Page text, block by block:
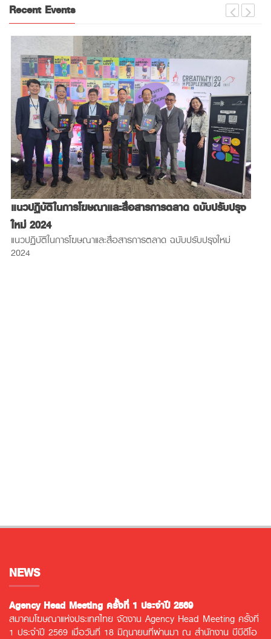
Recent Events
แนวปฏิบัติในการโฆษณาและสื่อสารการตลาด ฉบับปรับปรุง
ใหม่ 2024
แนวปฏิบัติในการโฆษณาและสื่อสารการตลาด ฉบับปรับปรุงใหม่
2024
NEWS
Agency Head Meeting ครั้งที่ 1 ประจำปี 2569
สมาคมโฆษณาแห่งประเทศไทย จัดงาน Agency Head Meeting ครั้งที่
1 ประจำปี 2569 เมื่อวันที่ 18 มิถุนายนที่ผ่านมา ณ สำนักงาน บีบีดีโอ